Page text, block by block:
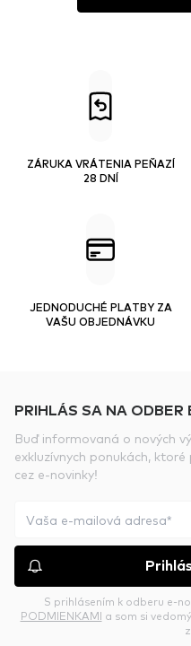
ZÁRUKA VRÁTENIA PEŇAZÍ
28 DNÍ
JEDNODUCHÉ PLATBY ZA
VAŠU OBJEDNÁVKU
PRIHLÁS SA NA ODBER
Buď informovaná o nových
exkluzívnych ponukách,
cez e-novinky!
S prihlásením k odberu e-
PODMIENKAMI a som si